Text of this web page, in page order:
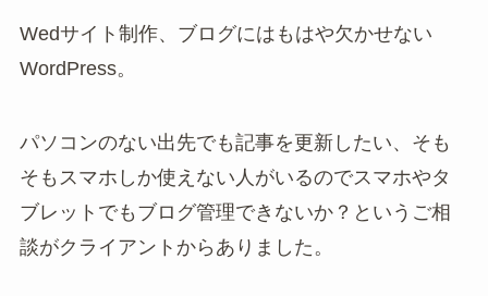
Wedサイト制作、ブログにはもはや欠かせない
WordPress。
パソコンのない出先でも記事を更新したい、そも
そもスマホしか使えない人がいるのでスマホやタ
ブレットでもブログ管理できないか？というご相
談がクライアントからありました。